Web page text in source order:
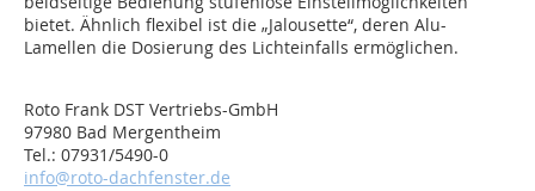
bietet. Ähnlich flexibel ist die „Jalousette“, deren Alu-
Lamellen die Dosierung des Lichteinfalls ermöglichen.
Roto Frank DST Vertriebs-GmbH
97980 Bad Mergentheim
Tel.: 07931/5490-0
info@roto-dachfenster.de